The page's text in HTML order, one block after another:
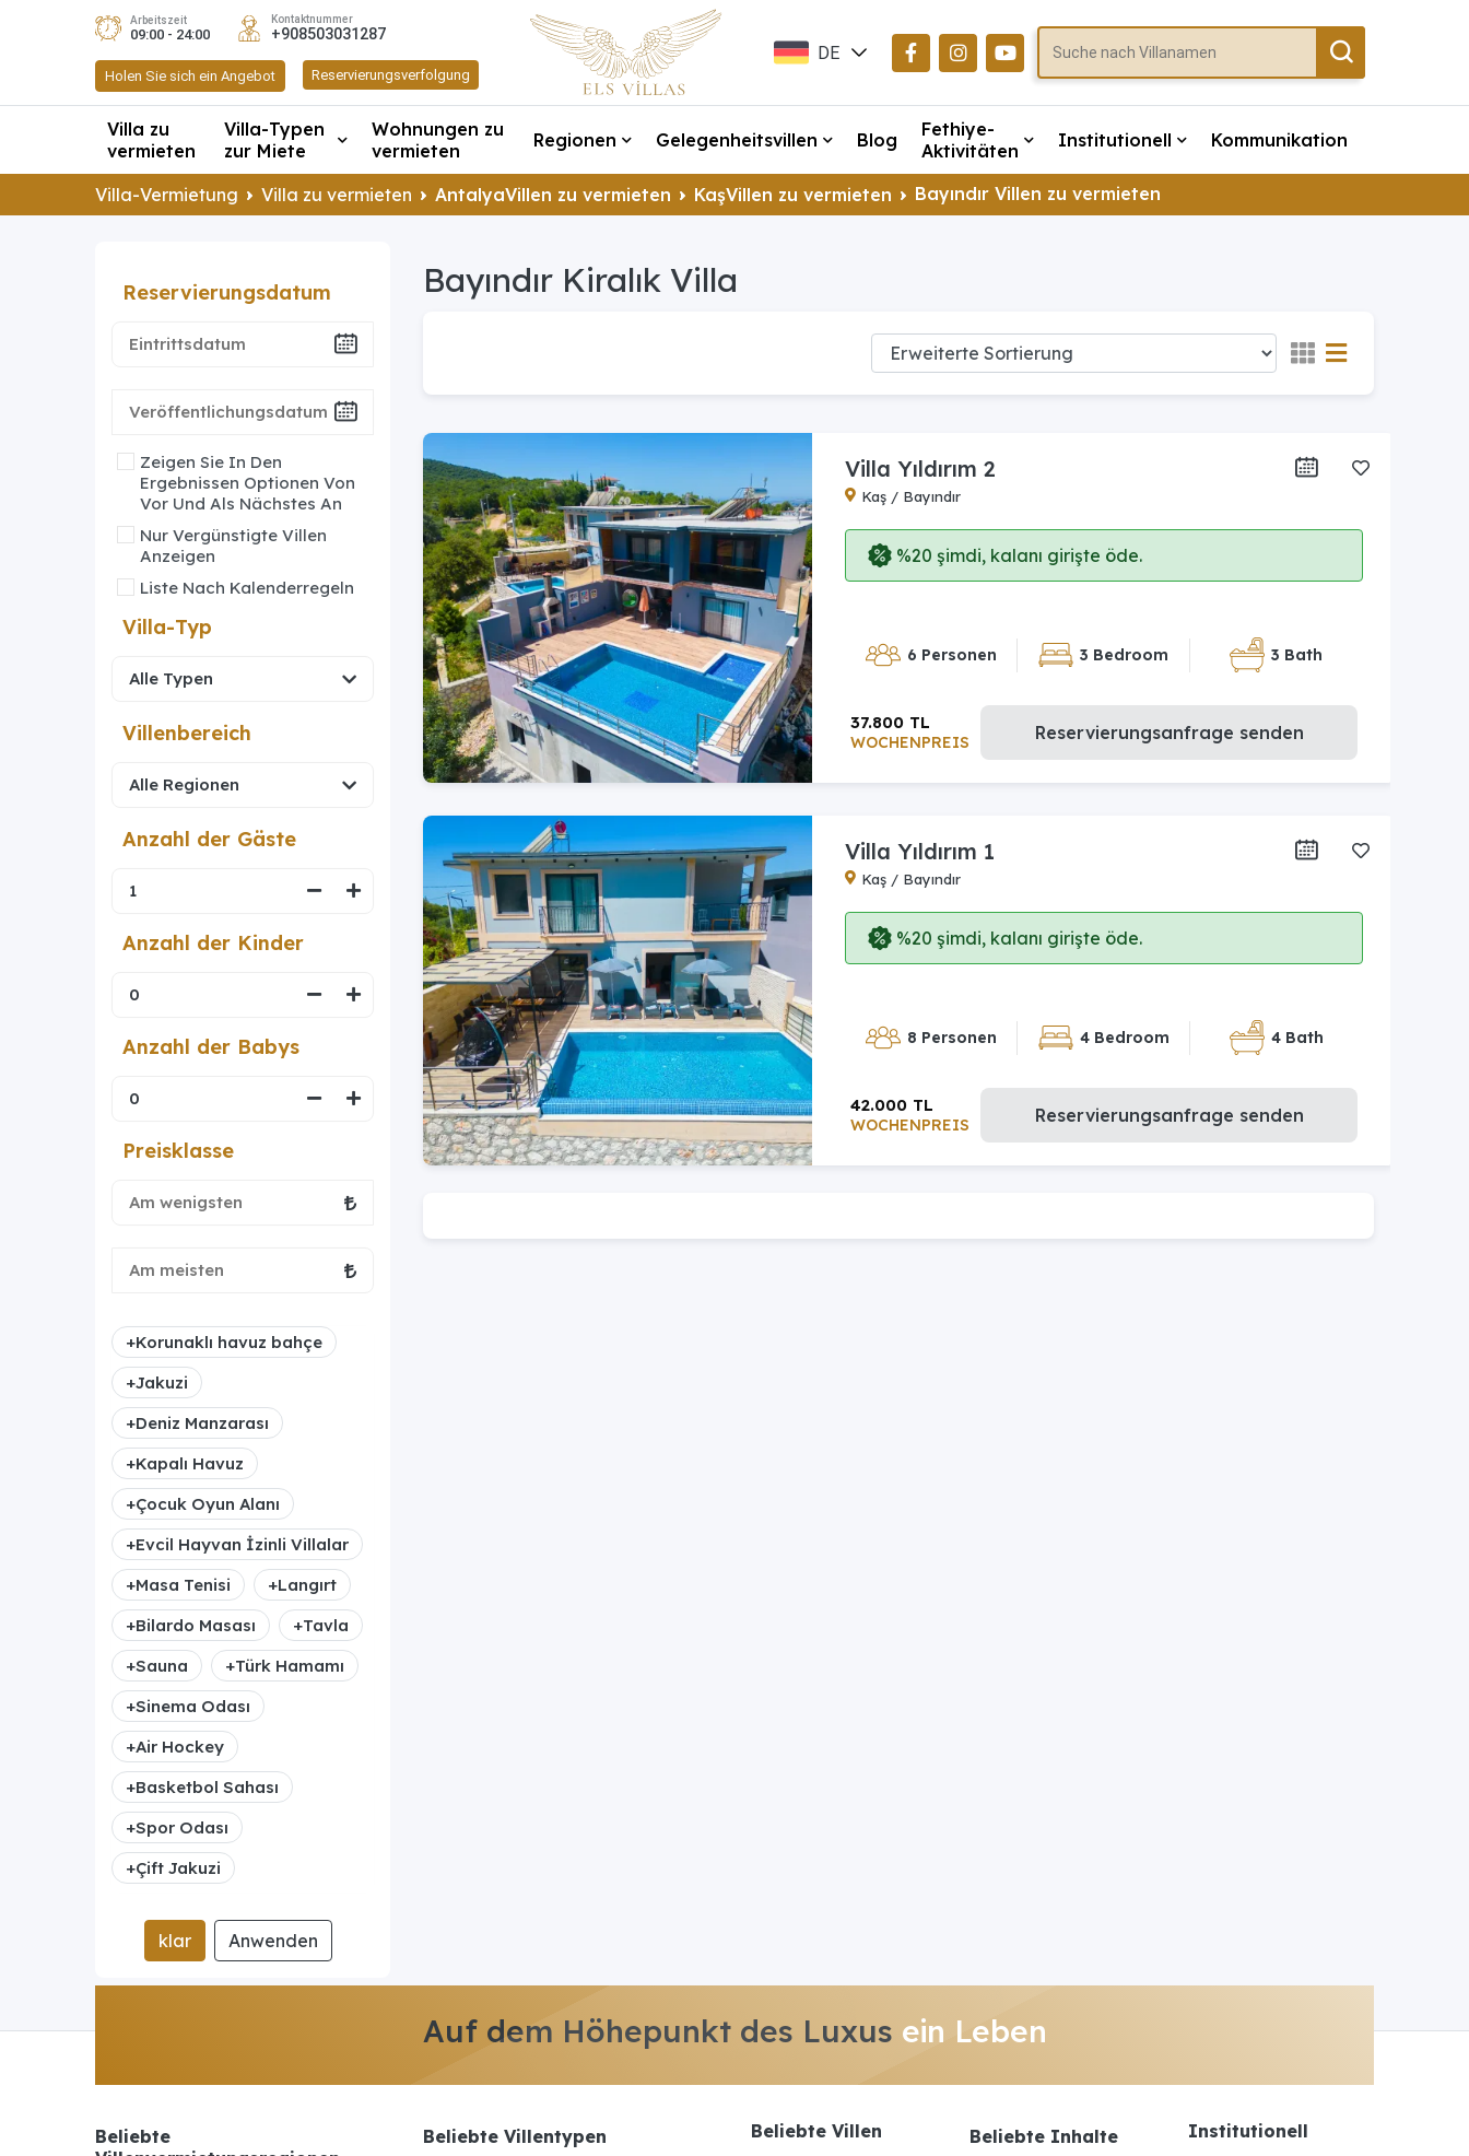
Arbeitszeit
09:00 - 24:00
Kontaktnummer
+908503031287
Holen Sie sich ein Angebot Reservierungsverfolgung
DE
TR
Villa zu
vermieten
Villa-Typen
zur Miete
Wohnungen zu
vermieten
Regionen Gelegenheitsvillen Blog
Fethiye-
Aktivitäten
Institutionell Kommunikation
Villa-Vermietung Villa zu vermieten AntalyaVillen zu vermieten KaşVillen zu vermieten Bayındır Villen zu vermieten
Reservierungsdatum
Zeigen Sie In Den
Ergebnissen Optionen Von
Vor Und Als Nächstes An
Nur Vergünstigte Villen
Anzeigen
Liste Nach Kalenderregeln
Villa-Typ
Villenbereich
Anzahl der Gäste
Anzahl der Kinder
Anzahl der Babys
Preisklasse
+Korunaklı havuz bahçe
+Jakuzi
+Deniz Manzarası
+Kapalı Havuz
+Çocuk Oyun Alanı
+Evcil Hayvan İzinli Villalar
+Masa Tenisi +Langırt
+Bilardo Masası +Tavla
+Sauna +Türk Hamamı
+Sinema Odası
+Air Hockey
+Basketbol Sahası
+Spor Odası
+Çift Jakuzi
klar Anwenden
Bayındır Kiralık Villa
Villa Yıldırım 2
Kaş / Bayındır
%20 şimdi, kalanı girişte öde.
6 Personen 3 Bedroom 3 Bath
WOCHENPREIS
37.800 TL Reservierungsanfrage senden
Villa Yıldırım 1
Kaş / Bayındır
%20 şimdi, kalanı girişte öde.
8 Personen 4 Bedroom 4 Bath
WOCHENPREIS
42.000 TL Reservierungsanfrage senden
Auf dem Höhepunkt des Luxus ein Leben
Beliebte
Beliebte Villentypen Beliebte Villen Beliebte Inhalte Institutionell